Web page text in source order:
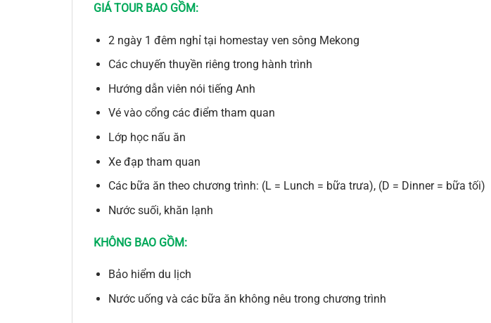
GIÁ TOUR BAO GỒM:
2 ngày 1 đêm nghỉ tại homestay ven sông Mekong
Các chuyến thuyền riêng trong hành trình
Hướng dẫn viên nói tiếng Anh
Vé vào cổng các điểm tham quan
Lớp học nấu ăn
Xe đạp tham quan
Các bữa ăn theo chương trình: (L = Lunch = bữa trưa), (D = Dinner = bữa tối)
Nước suối, khăn lạnh
KHÔNG BAO GỒM:
Bảo hiểm du lịch
Nước uống và các bữa ăn không nêu trong chương trình